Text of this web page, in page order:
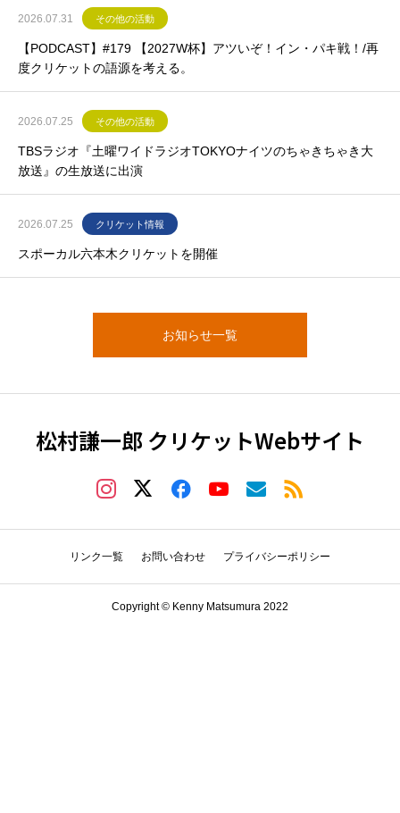
2026.07.31 その他の活動
【PODCAST】#179 【2027W杯】アツいぞ！イン・パキ戦！/再
度クリケットの語源を考える。
2026.07.25 その他の活動
TBSラジオ『土曜ワイドラジオTOKYOナイツのちゃきちゃき大
放送』の生放送に出演
2026.07.25 クリケット情報
スポーカル六本木クリケットを開催
お知らせ一覧
松村謙一郎 クリケットWebサイト
リンク一覧 お問い合わせ プライバシーポリシー
Copyright © Kenny Matsumura 2022